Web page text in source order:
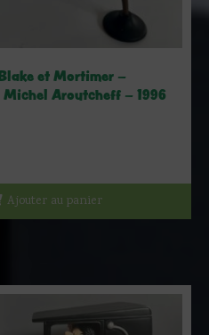
et Mortimer –
Michel Aroutcheff – 1996
Ajouter au panier